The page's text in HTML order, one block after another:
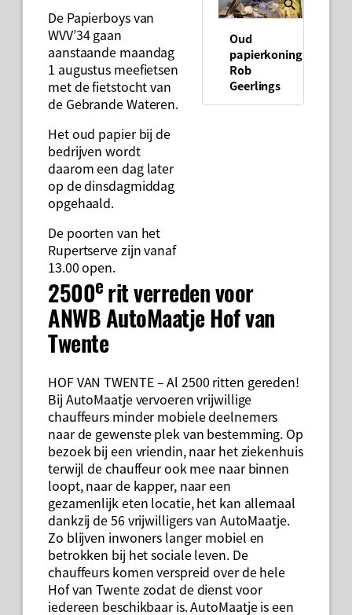
Oud
papierkoning
Rob
Geerlings
De Papierboys van
WVV’34 gaan
aanstaande maandag
1 augustus meefietsen
met de fietstocht van
de Gebrande Wateren.
Het oud papier bij de
bedrijven wordt
daarom een dag later
op de dinsdagmiddag
opgehaald.
De poorten van het
Rupertserve zijn vanaf
13.00 open.
2500erit verreden voor
ANWB AutoMaatje Hof van
Twente
HOF VAN TWENTE – Al 2500 ritten gereden!
Bij AutoMaatje vervoeren vrijwillige
chauffeurs minder mobiele deelnemers
naar de gewenste plek van bestemming. Op
bezoek bij een vriendin, naar het ziekenhuis
terwijl de chauffeur ook mee naar binnen
loopt, naar de kapper, naar een
gezamenlijk eten locatie, het kan allemaal
dankzij de 56 vrijwilligers van AutoMaatje.
Zo blijven inwoners langer mobiel en
betrokken bij het sociale leven. De
chauffeurs komen verspreid over de hele
Hof van Twente zodat de dienst voor
iedereen beschikbaar is. AutoMaatje is een